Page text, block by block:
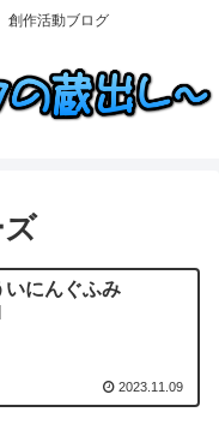
創作活動ブログ
いにんぐふみ
2023.11.09